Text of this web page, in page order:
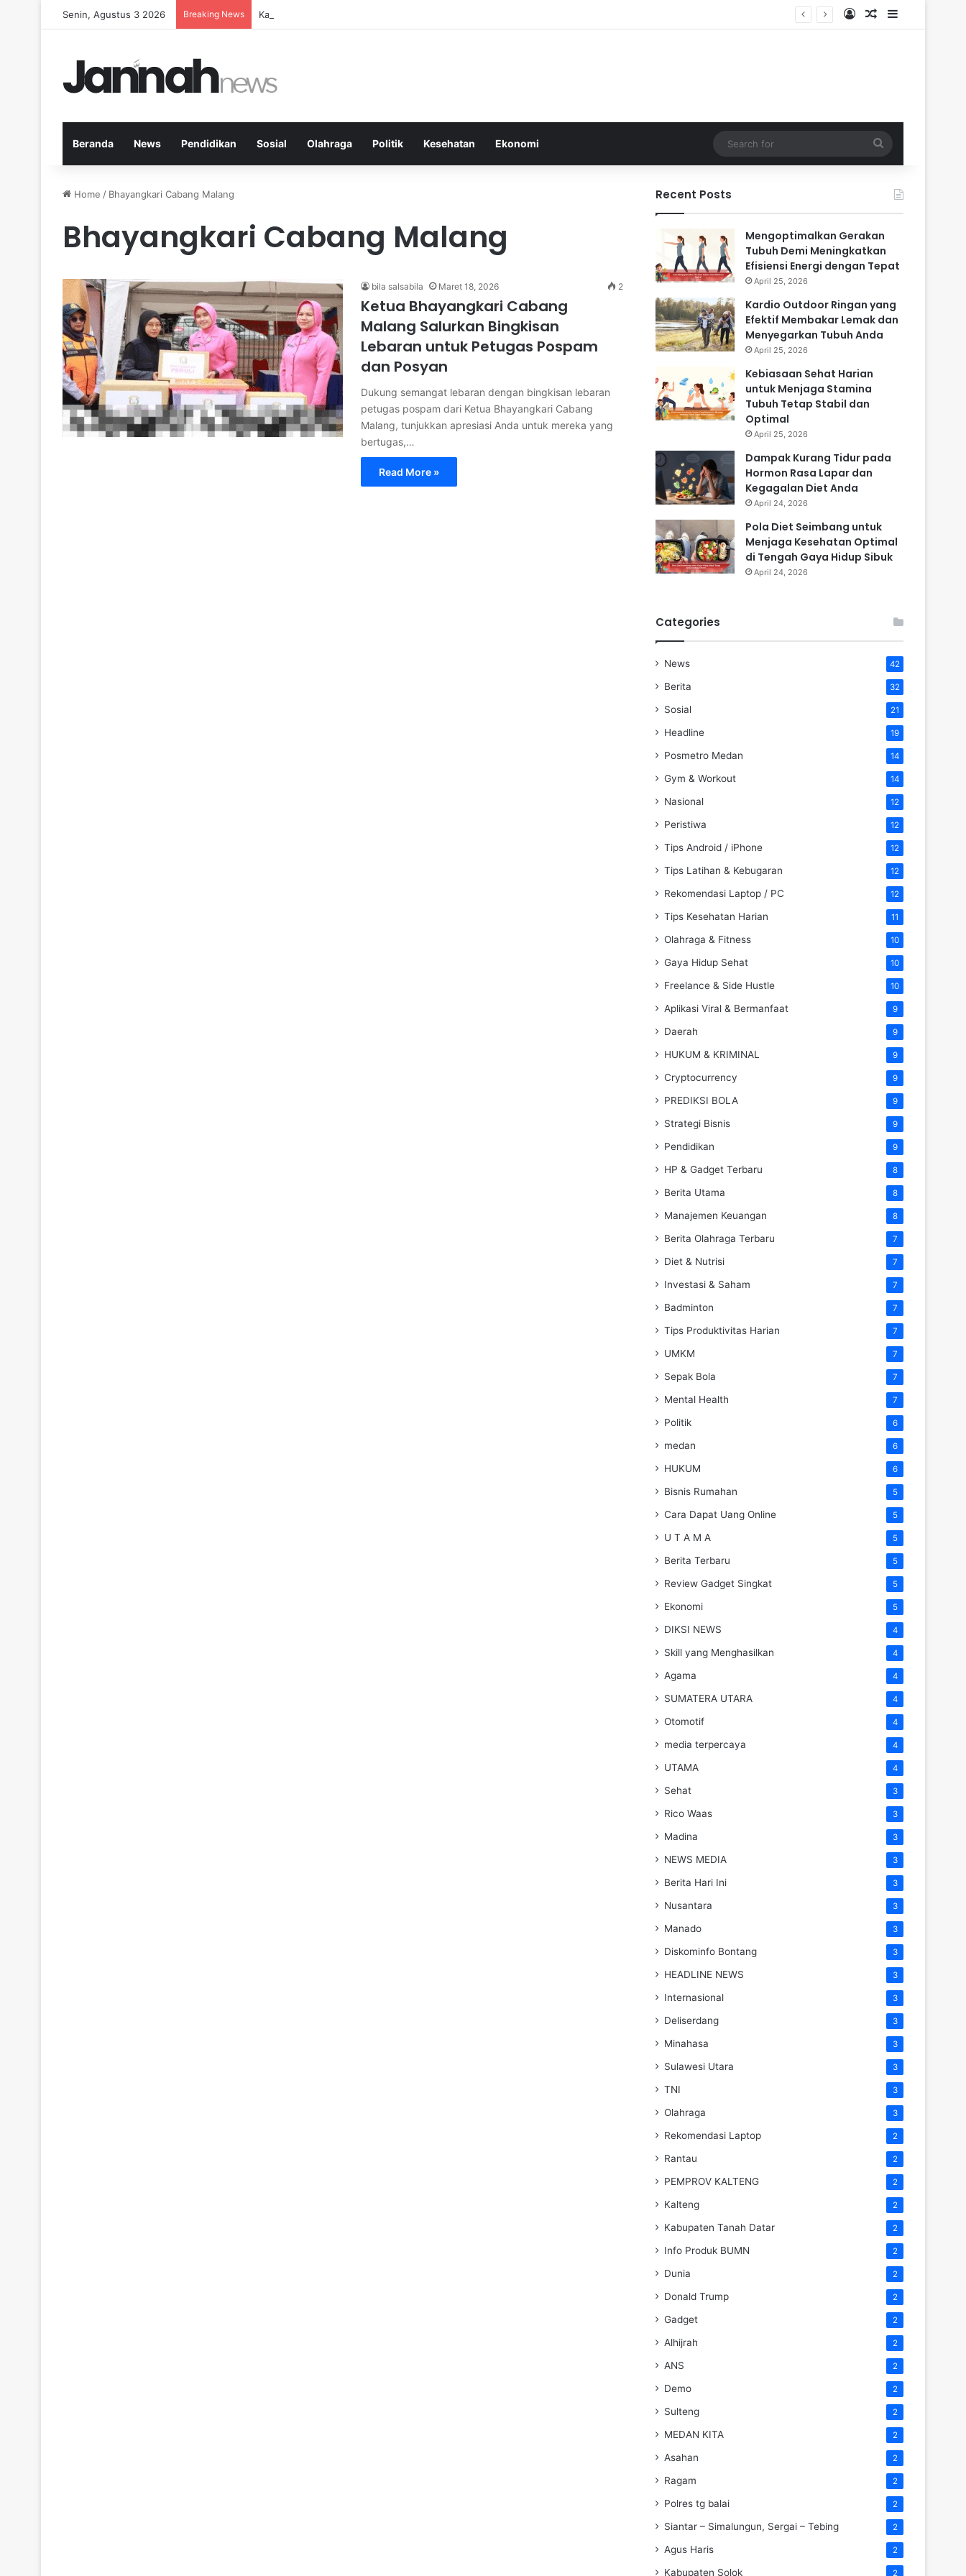
Senin, Agustus 3 2026 Breaking News Kardio Outdoor Ringan yang Efektif Membakar Lemak dan Menyegarkan Tubuh Anda Log InRandom Article
Sidebar
Beranda News Pendidikan Sosial Olahraga Politik Kesehatan Ekonomi
for
Home / Bhayangkari Cabang Malang
Bhayangkari Cabang Malang
bila salsabila Maret 18, 2026 2
Ketua Bhayangkari Cabang
Malang Salurkan Bingkisan
Lebaran untuk Petugas Pospam
dan Posyan
Dukung semangat lebaran dengan bingkisan lebaran
petugas pospam dari Ketua Bhayangkari Cabang
Malang, tunjukkan apresiasi Anda untuk mereka yang
bertugas,…
Read More »
Recent Posts
Mengoptimalkan Gerakan
Tubuh Demi Meningkatkan
Efisiensi Energi dengan Tepat
April 25, 2026
Kardio Outdoor Ringan yang
Efektif Membakar Lemak dan
Menyegarkan Tubuh Anda
April 25, 2026
Kebiasaan Sehat Harian
untuk Menjaga Stamina
Tubuh Tetap Stabil dan
Optimal
April 25, 2026
Dampak Kurang Tidur pada
Hormon Rasa Lapar dan
Kegagalan Diet Anda
April 24, 2026
Pola Diet Seimbang untuk
Menjaga Kesehatan Optimal
di Tengah Gaya Hidup Sibuk
April 24, 2026
Categories
News 42
Berita 32
Sosial 21
Headline 19
Posmetro Medan 14
Gym & Workout 14
Nasional 12
Peristiwa 12
Tips Android / iPhone 12
Tips Latihan & Kebugaran 12
Rekomendasi Laptop / PC 12
Tips Kesehatan Harian 11
Olahraga & Fitness 10
Gaya Hidup Sehat 10
Freelance & Side Hustle 10
Aplikasi Viral & Bermanfaat 9
Daerah 9
HUKUM & KRIMINAL 9
Cryptocurrency 9
PREDIKSI BOLA 9
Strategi Bisnis 9
Pendidikan 9
HP & Gadget Terbaru 8
Berita Utama 8
Manajemen Keuangan 8
Berita Olahraga Terbaru 7
Diet & Nutrisi 7
Investasi & Saham 7
Badminton 7
Tips Produktivitas Harian 7
UMKM 7
Sepak Bola 7
Mental Health 7
Politik 6
medan 6
HUKUM 6
Bisnis Rumahan 5
Cara Dapat Uang Online 5
U T A M A 5
Berita Terbaru 5
Review Gadget Singkat 5
Ekonomi 5
DIKSI NEWS 4
Skill yang Menghasilkan 4
Agama 4
SUMATERA UTARA 4
Otomotif 4
media terpercaya 4
UTAMA 4
Sehat 3
Rico Waas 3
Madina 3
NEWS MEDIA 3
Berita Hari Ini 3
Nusantara 3
Manado 3
Diskominfo Bontang 3
HEADLINE NEWS 3
Internasional 3
Deliserdang 3
Minahasa 3
Sulawesi Utara 3
TNI 3
Olahraga 3
Rekomendasi Laptop 2
Rantau 2
PEMPROV KALTENG 2
Kalteng 2
Kabupaten Tanah Datar 2
Info Produk BUMN 2
Dunia 2
Donald Trump 2
Gadget 2
Alhijrah 2
ANS 2
Demo 2
Sulteng 2
MEDAN KITA 2
Asahan 2
Ragam 2
Polres tg balai 2
Siantar – Simalungun, Sergai – Tebing 2
Agus Haris 2
Kabupaten Solok 2